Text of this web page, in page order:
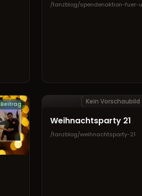
/tanzblog/spendenaktion-fuer-
Beitrag Kein Vorschaubild
Weihnachtsparty 21
/tanzblog/weihnachtsparty-21